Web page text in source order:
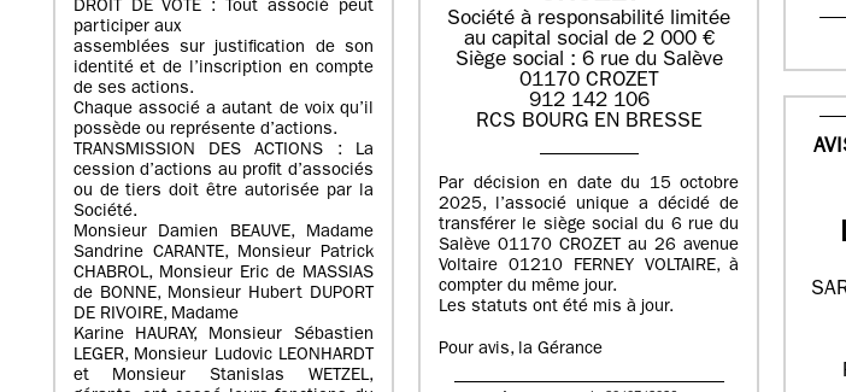
DROIT DE VOTE : Tout associé peut
participer aux
assemblées sur justification de son
identité et de l’inscription en compte
de ses actions.
Chaque associé a autant de voix qu’il
possède ou représente d’actions.
TRANSMISSION DES ACTIONS : La
cession d’actions au profit d’associés
ou de tiers doit être autorisée par la
Société.
Monsieur Damien BEAUVE, Madame
Sandrine CARANTE, Monsieur Patrick
CHABROL, Monsieur Eric de MASSIAS
de BONNE, Monsieur Hubert DUPORT
DE RIVOIRE, Madame
Karine HAURAY, Monsieur Sébastien
LEGER, Monsieur Ludovic LEONHARDT
et Monsieur Stanislas WETZEL,
Société à responsabilité limitée
au capital social de 2 000 €
Siège social : 6 rue du Salève
01170 CROZET
912 142 106
RCS BOURG EN BRESSE
Par décision en date du 15 octobre
2025, l’associé unique a décidé de
transférer le siège social du 6 rue du
Salève 01170 CROZET au 26 avenue
Voltaire 01210 FERNEY VOLTAIRE, à
compter du même jour.
Les statuts ont été mis à jour.
Pour avis, la Gérance